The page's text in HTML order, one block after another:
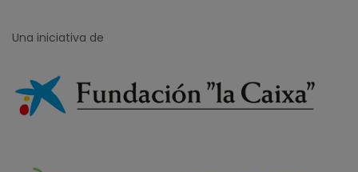
Una iniciativa de